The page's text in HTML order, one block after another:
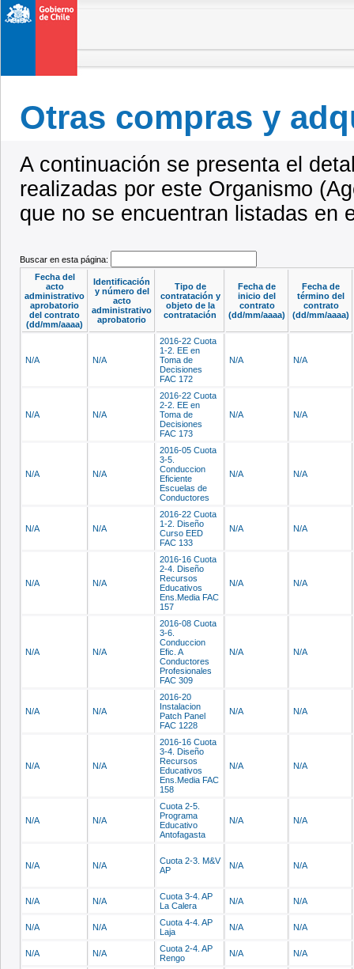
Otras compras y
A continuación se presenta el
realizadas por este Organismo
que no se encuentran listadas en
Buscar en esta página:
Fecha del
acto
administrativo
aprobatorio
del contrato
(dd/mm/aaaa)
Identificación
y número del
acto
administrativo
aprobatorio
Tipo de
contratación y
objeto de la
contratación
Fecha de
inicio del
contrato
(dd/mm/aaaa)
Fecha de
término del
contrato
(dd/mm/aaaa)
N/A N/A
2016-22 Cuota
1-2. EE en
Toma de
Decisiones
FAC 172
N/A N/A
N/A N/A
2016-22 Cuota
2-2. EE en
Toma de
Decisiones
FAC 173
N/A N/A
N/A N/A
2016-05 Cuota
3-5.
Conduccion
Eficiente
Escuelas de
Conductores
N/A N/A
N/A N/A
2016-22 Cuota
1-2. Diseño
Curso EED
FAC 133
N/A N/A
N/A N/A
2016-16 Cuota
2-4. Diseño
Recursos
Educativos
Ens.Media FAC
157
N/A N/A
N/A N/A
2016-08 Cuota
3-6.
Conduccion
Efic. A
Conductores
Profesionales
FAC 309
N/A N/A
N/A N/A
2016-20
Instalacion
Patch Panel
FAC 1228
N/A N/A
N/A N/A
2016-16 Cuota
3-4. Diseño
Recursos
Educativos
Ens.Media FAC
158
N/A N/A
N/A N/A
Cuota 2-5.
Programa
Educativo
Antofagasta
N/A N/A
N/A N/A
Cuota 2-3. M&V
AP
N/A N/A
N/A N/A
Cuota 3-4. AP
La Calera
N/A N/A
N/A N/A
Cuota 4-4. AP
Laja
N/A N/A
N/A N/A
Cuota 2-4. AP
Rengo
N/A N/A